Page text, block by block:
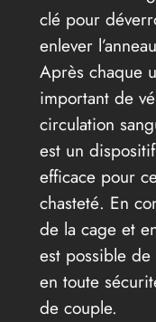
clé pour
enlever
Après chaque
important de
circulation
est un
efficace pour
chasteté. En
de la cage et
est possible
en toute
de couple.